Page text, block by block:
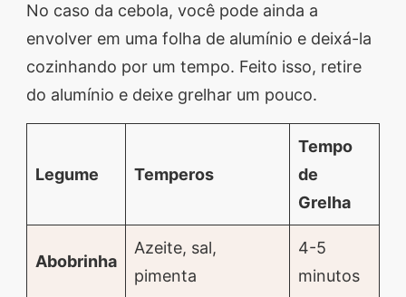
No caso da cebola, você pode ainda a
envolver em uma folha de alumínio e deixá-la
cozinhando por um tempo. Feito isso, retire
do alumínio e deixe grelhar um pouco.
Legume Temperos
Tempo
de
Grelha
Abobrinha
Azeite, sal,
pimenta
4-5
minutos